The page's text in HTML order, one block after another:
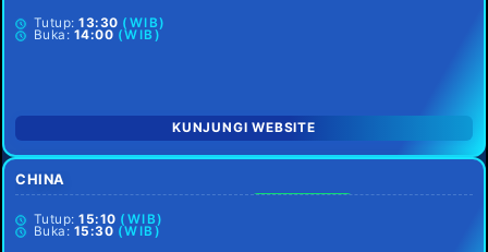
Tutup:13:30 (WIB)
Buka: 14:00 (WIB)
KUNJUNGI WEBSITE
CHINA
Tutup:15:10 (WIB)
Buka: 15:30 (WIB)